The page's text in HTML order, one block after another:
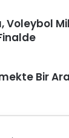
Voleybol
Bir